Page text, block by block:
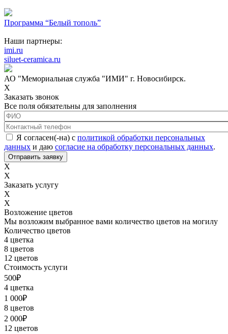
Программа “Белый тополь”
Наши партнеры:
imi.ru
siluet-ceramica.ru
АО "Мемориальная служба "ИМИ" г. Новосибирск.
X
Заказать звонок
Все поля обязательны для заполнения
ФИО
Контактный телефон
Соглашение с обработкой данных*
Я согласен(-на) с политикой обработки персональных
данных и даю согласие на обработку персональных данных.
X
X
Заказать услугу
X
X
Возложение цветов
Мы возложим выбранное вами количество цветов на могилу
Количество цветов
4 цветка
8 цветов
12 цветов
Стоимость услуги
500₽
4 цветка
1 000₽
8 цветов
2 000₽
12 цветов